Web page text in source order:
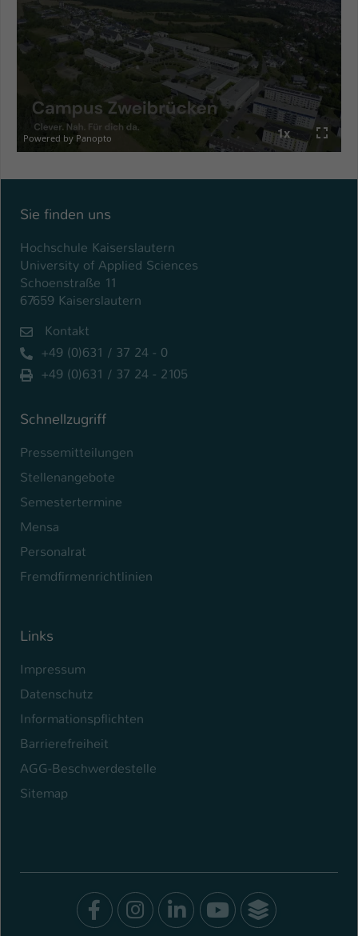
Sie finden uns
Hochschule Kaiserslautern
University of Applied Sciences
Schoenstraße 11
67659 Kaiserslautern
Kontakt
+49 (0)631 / 37 24 - 0
+49 (0)631 / 37 24 - 2105
Schnellzugriff
Pressemitteilungen
Stellenangebote
Semestertermine
Mensa
Personalrat
Fremdfirmenrichtlinien
Links
Impressum
Datenschutz
Informationspflichten
Barrierefreiheit
AGG-Beschwerdestelle
Sitemap
Facebook
Instagram
LinkedIn
Youtube